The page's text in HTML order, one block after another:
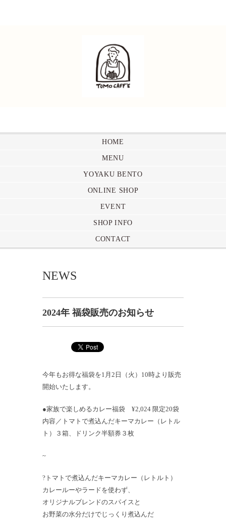
HOME
MENU
YOYAKU BENTO
ONLINE SHOP
EVENT
SHOP INFO
CONTACT
NEWS
2024年 福袋販売のお知らせ
今年もお得な福袋を1月2日（火）10時より販売
開始いたします。
●家族で楽しめるカレー福袋 ¥2,024 限定20袋
内容／トマトで煮込んだキーマカレー（レトル
ト）３箱、ドリンク半額券３枚
~
?トマトで煮込んだキーマカレー（レトルト）
カレールーやラードを使わず、
オリジナルブレンドのスパイスと
お野菜の水分だけでじっくり煮込んだ